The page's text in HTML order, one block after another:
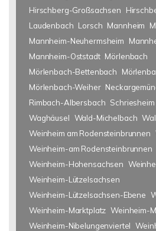
Hirschberg-Großsachsen
Laudenbach Lorsch Mannheim
Mannheim-Neuhermsheim
Mannheim-Oststadt Mörlenbach
Mörlenbach-Bettenbach
Mörlenbach-Weiher
Rimbach-Albersbach Schriesheim
Waghäusel Wald-Michelbach
Weinheim am Rodensteinbrunnen
Weinheim-am Rodensteinbrunnen
Weinheim-Hohensachsen
Weinheim-Lützelsachsen
Weinheim-Lützelsachsen-Ebene
Weinheim-Marktplatz Weinheim-
Weinheim-Nibelungenviertel